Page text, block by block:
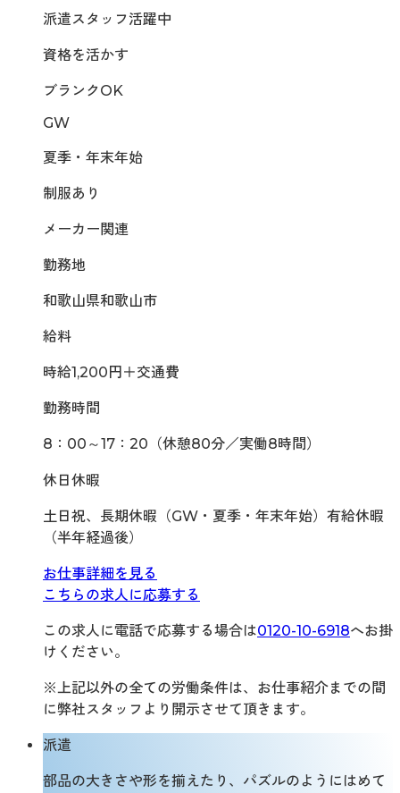
派遣スタッフ活躍中
資格を活かす
ブランクOK
GW
夏季・年末年始
制服あり
メーカー関連
勤務地
和歌山県和歌山市
給料
時給1,200円＋交通費
勤務時間
8：00～17：20（休憩80分／実働8時間）
休日休暇
土日祝、長期休暇（GW・夏季・年末年始）有給休暇
（半年経過後）
お仕事詳細を見る
こちらの求人に応募する
この求人に電話で応募する場合は0120-10-6918へお掛
けください。
※上記以外の全ての労働条件は、お仕事紹介までの間
に弊社スタッフより開示させて頂きます。
派遣
部品の大きさや形を揃えたり、パズルのようにはめて